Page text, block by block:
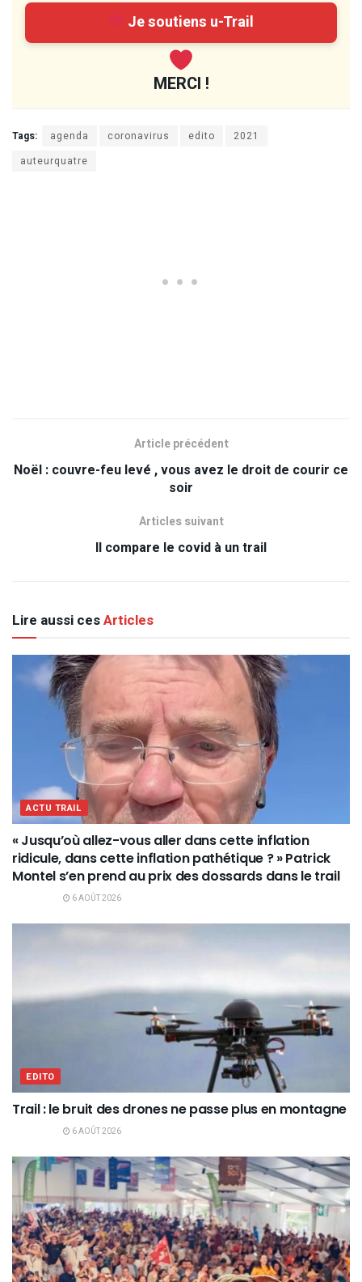
Je soutiens u-Trail
MERCI !
Tags: agenda coronavirus edito
2021
auteurquatre
Article précédent
Noël : couvre-feu levé , vous avez le droit de courir ce
soir
Articles suivant
Il compare le covid à un trail
Lire aussi cesArticles
ACTU TRAIL
« Jusqu’où allez-vous aller dans cette inflation
ridicule, dans cette inflation pathétique ? » Patrick
Montel s’en prend au prix des dossards dans le trail
6 AOÛT 2026
EDITO
Trail : le bruit des drones ne passe plus en montagne
6 AOÛT 2026